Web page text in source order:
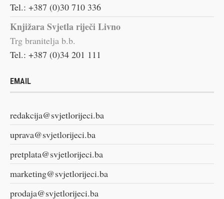
Tel.: +387 (0)30 710 336
Knjižara Svjetla riječi Livno
Trg branitelja b.b.
Tel.: +387 (0)34 201 111
EMAIL
redakcija@svjetlorijeci.ba
uprava@svjetlorijeci.ba
pretplata@svjetlorijeci.ba
marketing@svjetlorijeci.ba
prodaja@svjetlorijeci.ba